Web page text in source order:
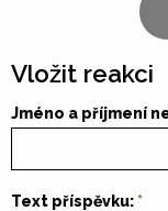
Vložit reakci
Jméno a příjmení
Text příspěvku: